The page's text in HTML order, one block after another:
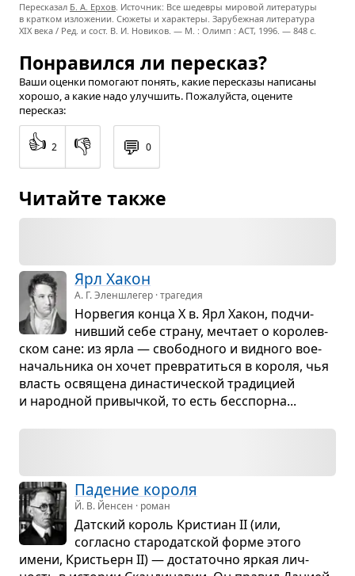
Пересказал Б. А. Ерхов. Источник: Все шедевры мировой литературы
в кратком изложении. Сюжеты и характеры. Зарубежная литература
XIX века / Ред. и сост. В. И. Новиков. — М. : Олимп : ACT, 1996. — 848 с.
Понравился ли пересказ?
Ваши оценки помогают понять, какие пересказы написаны
хорошо, а какие надо улучшить. Пожалуйста, оцените
пересказ:
👍 2 👎 💬 0
Читайте также
Ярл Хакон
А. Г. Эленшлегер · трагедия
Нор­ве­гия конца X в. Ярл Хакон, под­чи­
нив­ший себе страну, меч­тает о коро­лев­
ском сане: из ярла — сво­бод­ного и вид­ного вое­
на­чаль­ника он хочет пре­вра­титься в короля, чья
власть освя­щена дина­сти­че­ской тра­ди­цией
и народ­ной при­выч­кой, то есть бес­спорна...
Паде­ние короля
Й. В. Йенсен · роман
Дат­ский король Кри­стиан II (или,
согласно ста­ро­дат­ской форме этого
имени, Кри­стьерн II) — доста­точно яркая лич­